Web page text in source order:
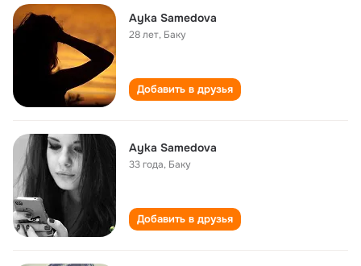
Ayka Samedova
28 лет, Баку
Добавить в друзья
Ayka Samedova
33 года, Баку
Добавить в друзья